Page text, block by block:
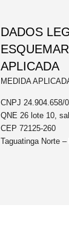
DADOS
APLICADA
MEDIDA
CNPJ 24.904.658/
QNE 26 lote 10,
CEP 72125-260
Taguatinga Norte –